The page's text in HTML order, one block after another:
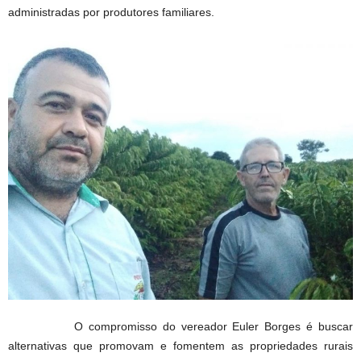
administradas por produtores familiares.
O compromisso do vereador Euler Borges é buscar
alternativas que promovam e fomentem as propriedades rurais